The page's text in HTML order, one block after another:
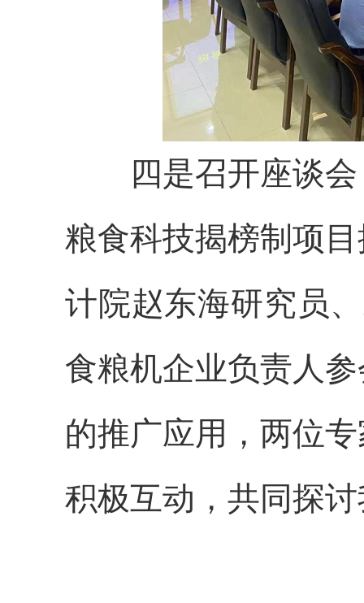
四是召开座谈会
粮食科技揭榜制项
计院赵东海研究员
食粮机企业负责人
的推广应用，两位
积极互动，共同探